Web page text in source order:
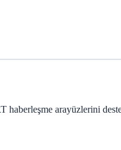
arayüzlerini